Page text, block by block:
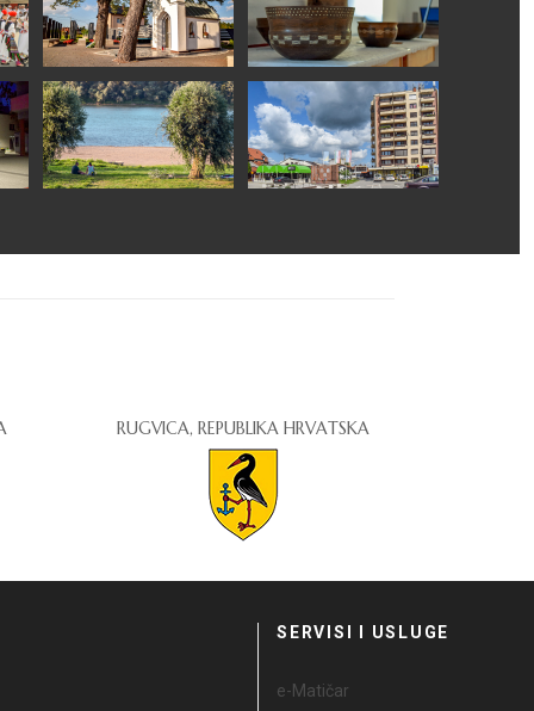
RUGVICA, REPUBLIKA HRVATSKA
SERVISI I USLUGE
e-Matičar